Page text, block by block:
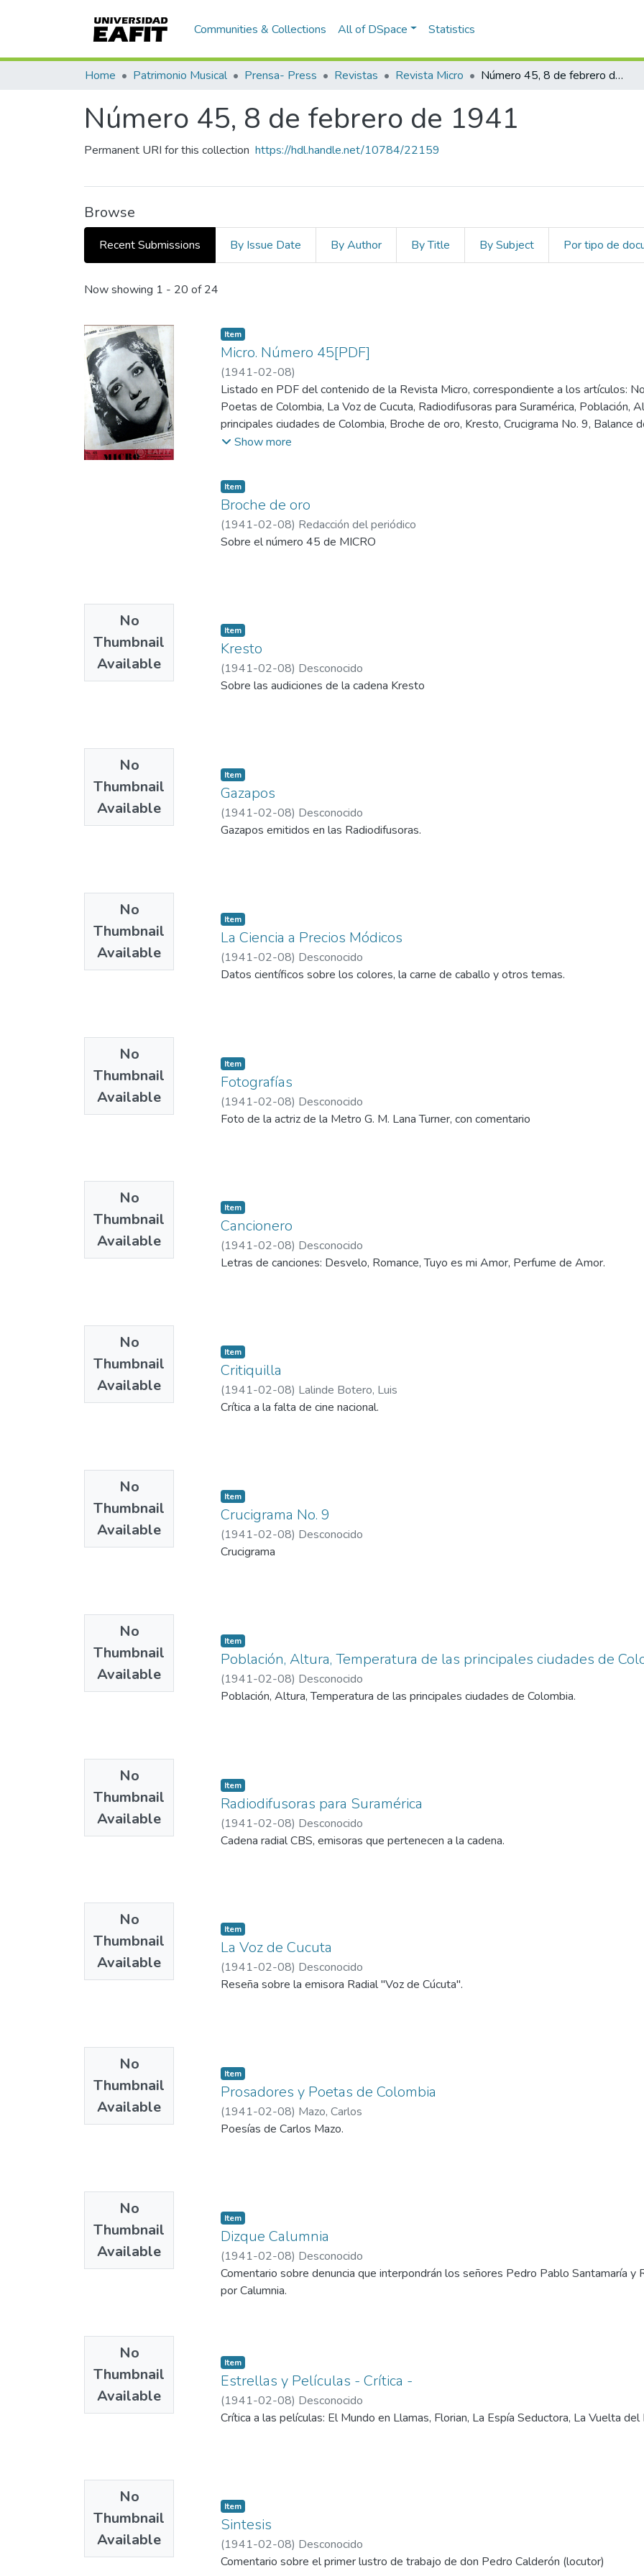
Communities & Collections All of DSpace Statistics
Home Patrimonio Musical Prensa- Press Revistas Revista Micro Número 45, 8 de febrero de 1941
Número 45, 8 de febrero de 1941
Permanent URI for this collection https://hdl.handle.net/10784/22159
Browse
Recent Submissions By Issue Date By Author By Title By Subject Por tipo de
Recent Submissions
Now showing 1 - 20 of 24
Item
Micro. Número 45[PDF]
(1941-02-08)
Listado en PDF del contenido de la Revista Micro, correspondiente a los artículos:
Poetas de Colombia, La Voz de Cucuta, Radiodifusoras para Suramérica, Población,
principales ciudades de Colombia, Broche de oro, Kresto, Crucigrama No. 9, Balance
Cancionero, Critiquilla, Fotografías, La Ciencia a Precios Módicos, Gazapos,
Show more
No
Thumbnail
Available
Item
Broche de oro
(1941-02-08) Redacción del periódico
Sobre el número 45 de MICRO
No
Thumbnail
Available
Item
Kresto
(1941-02-08) Desconocido
Sobre las audiciones de la cadena Kresto
No
Thumbnail
Available
Item
Gazapos
(1941-02-08) Desconocido
Gazapos emitidos en las Radiodifusoras.
No
Thumbnail
Available
Item
La Ciencia a Precios Módicos
(1941-02-08) Desconocido
Datos científicos sobre los colores, la carne de caballo y otros temas.
No
Thumbnail
Available
Item
Fotografías
(1941-02-08) Desconocido
Foto de la actriz de la Metro G. M. Lana Turner, con comentario
No
Thumbnail
Available
Item
Cancionero
(1941-02-08) Desconocido
Letras de canciones: Desvelo, Romance, Tuyo es mi Amor, Perfume de Amor.
No
Thumbnail
Available
Item
Critiquilla
(1941-02-08) Lalinde Botero, Luis
Crítica a la falta de cine nacional.
No
Thumbnail
Available
Item
Crucigrama No. 9
(1941-02-08) Desconocido
Crucigrama
No
Thumbnail
Available
Item
Población, Altura, Temperatura de las principales ciudades de
(1941-02-08) Desconocido
Población, Altura, Temperatura de las principales ciudades de Colombia.
No
Thumbnail
Available
Item
Radiodifusoras para Suramérica
(1941-02-08) Desconocido
Cadena radial CBS, emisoras que pertenecen a la cadena.
No
Thumbnail
Available
Item
La Voz de Cucuta
(1941-02-08) Desconocido
Reseña sobre la emisora Radial "Voz de Cúcuta".
No
Thumbnail
Available
Item
Prosadores y Poetas de Colombia
(1941-02-08) Mazo, Carlos
Poesías de Carlos Mazo.
No
Thumbnail
Available
Item
Dizque Calumnia
(1941-02-08) Desconocido
Comentario sobre denuncia que interpondrán los señores Pedro Pablo Santamaría y
por Calumnia.
No
Thumbnail
Available
Item
Estrellas y Películas - Crítica -
(1941-02-08) Desconocido
Crítica a las películas: El Mundo en Llamas, Florian, La Espía Seductora, La Vuelta
Item
Sintesis
(1941-02-08) Desconocido
Comentario sobre el primer lustro de trabajo de don Pedro Calderón (locutor)